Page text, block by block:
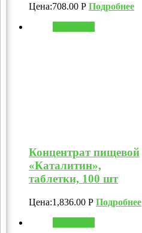
Цена:708.00 Р Подробнее
Концентрат пищевой
«Каталитин»,
таблетки, 100 шт
Цена:1,836.00 Р Подробнее